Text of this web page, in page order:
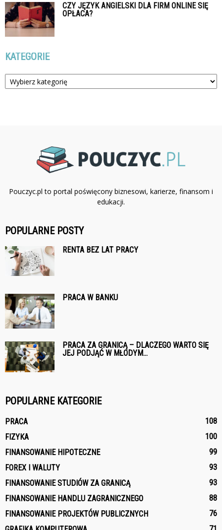
CZY JĘZYK ANGIELSKI DLA FIRM ONLINE SIĘ
OPŁACA?
KATEGORIE
Kategorie
Pouczyc.pl to portal poświęcony biznesowi, karierze, finansom i
edukacji.
POPULARNE POSTY
RENTA BEZ LAT PRACY
PRACA W BANKU
PRACA ZA GRANICĄ – DLACZEGO WARTO SIĘ
JEJ PODJĄĆ W MŁODYM...
POPULARNE KATEGORIE
PRACA
108
FIZYKA
100
FINANSOWANIE HIPOTECZNE
99
FOREX I WALUTY
93
FINANSOWANIE STUDIÓW ZA GRANICĄ
93
FINANSOWANIE HANDLU ZAGRANICZNEGO
88
FINANSOWANIE PROJEKTÓW PUBLICZNYCH
76